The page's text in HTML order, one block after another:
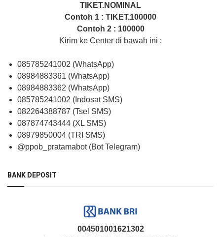
TIKET.NOMINAL
Contoh 1 : TIKET.100000
Contoh 2 : 100000
Kirim ke Center di bawah ini :
085785241002 (WhatsApp)
08984883361 (WhatsApp)
08984883362 (WhatsApp)
085785241002 (Indosat SMS)
082264388787 (Tsel SMS)
087874743444 (XL SMS)
08979850004 (TRI SMS)
@ppob_pratamabot (Bot Telegram)
BANK DEPOSIT
004501001621302